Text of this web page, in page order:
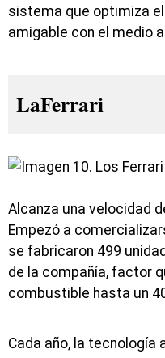
sistema que optimiza
amigable con el medio
LaFerrari
Alcanza una velocidad
Empezó a
se fabricaron 499
de la compañía, factor
combustible hasta un
Cada año, la